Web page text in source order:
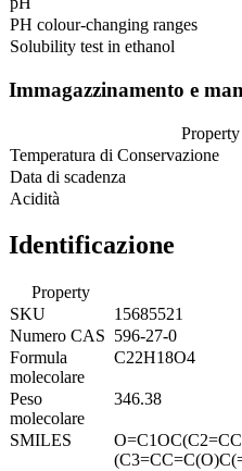
PH colour-changing ranges
Solubility test in ethanol
Immagazzinamento e
Property
Temperatura di Conservazione
Data di scadenza
Acidità
Identificazione
Property
SKU
15685521
Numero CAS 596-27-0
Formula
molecolare
C22H18O4
Peso
molecolare
346.38
SMILES